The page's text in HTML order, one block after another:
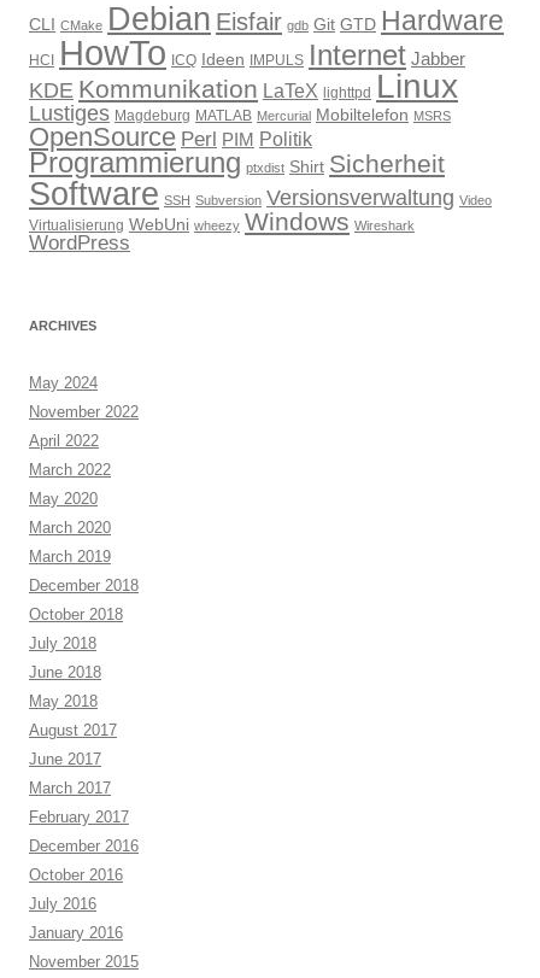
CLI CMake Debian Eisfair gdb Git GTD Hardware
HCI HowTo ICQ Ideen IMPULS Internet Jabber
KDE Kommunikation LaTeX lighttpd Linux
Lustiges Magdeburg MATLAB Mercurial Mobiltelefon MSRS
OpenSource Perl PIM Politik
Programmierung ptxdist Shirt Sicherheit
Software SSH Subversion Versionsverwaltung Video
Virtualisierung WebUni wheezy Windows Wireshark
WordPress
ARCHIVES
May 2024
November 2022
April 2022
March 2022
May 2020
March 2020
March 2019
December 2018
October 2018
July 2018
June 2018
May 2018
August 2017
June 2017
March 2017
February 2017
December 2016
October 2016
July 2016
January 2016
November 2015